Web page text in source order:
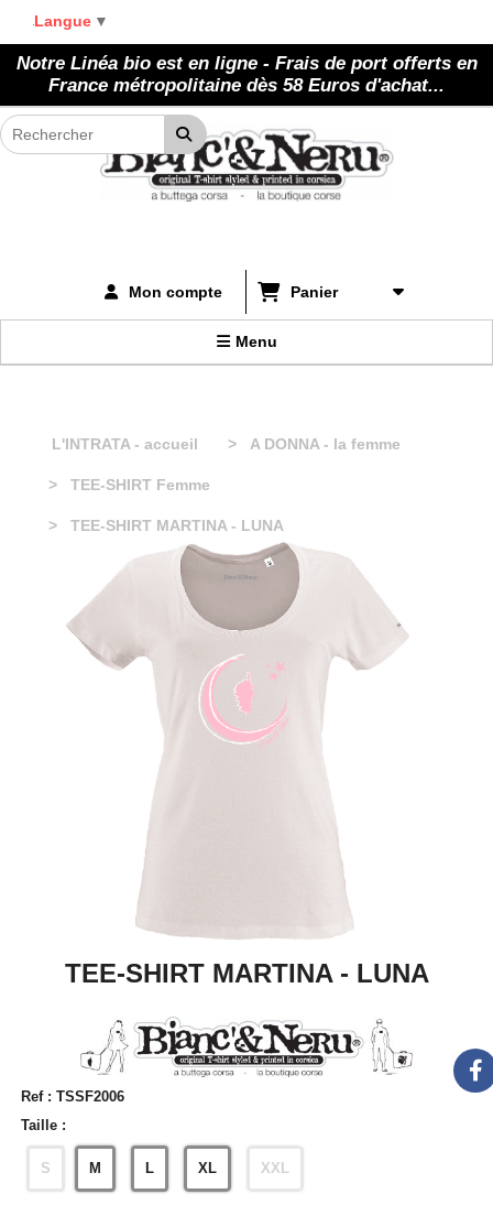
Notre Linéa bio est en ligne - Frais de port offerts en
France métropolitaine dès 58 Euros d'achat...
Mon compte Panier
Menu
L'INTRATA - accueil A DONNA - la femme
TEE-SHIRT Femme
TEE-SHIRT MARTINA - LUNA
TEE-SHIRT MARTINA - LUNA
Ref : TSSF2006
Taille :
S M L XL XXL
Langue ▼